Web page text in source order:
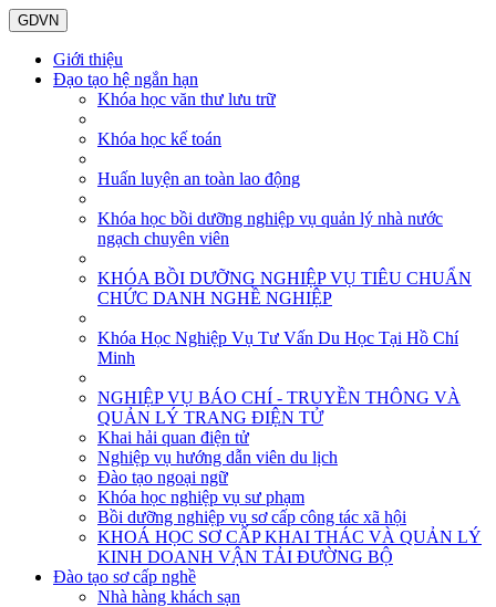
GDVN
Giới thiệu
Đạo tạo hệ ngắn hạn
Khóa học văn thư lưu trữ
Khóa học kế toán
Huấn luyện an toàn lao động
Khóa học bồi dưỡng nghiệp vụ quản lý nhà nước
ngạch chuyên viên
KHÓA BỒI DƯỠNG NGHIỆP VỤ TIÊU CHUẨN
CHỨC DANH NGHỀ NGHIỆP
Khóa Học Nghiệp Vụ Tư Vấn Du Học Tại Hồ Chí
Minh
NGHIỆP VỤ BÁO CHÍ - TRUYỀN THÔNG VÀ
QUẢN LÝ TRANG ĐIỆN TỬ
Khai hải quan điện tử
Nghiệp vụ hướng dẫn viên du lịch
Đào tạo ngoại ngữ
Khóa học nghiệp vụ sư phạm
Bồi dưỡng nghiệp vụ sơ cấp công tác xã hội
KHOÁ HỌC SƠ CẤP KHAI THÁC VÀ QUẢN LÝ
KINH DOANH VẬN TẢI ĐƯỜNG BỘ
Đào tạo sơ cấp nghề
Nhà hàng khách sạn